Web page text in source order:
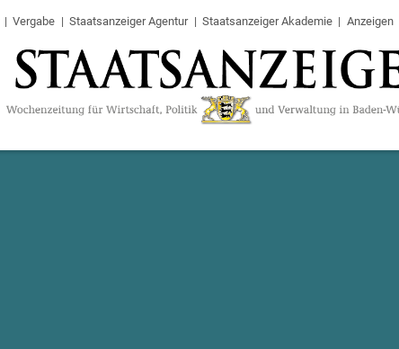
Vergabe Staatsanzeiger Agentur Staatsanzeiger Akademie Anzeigen